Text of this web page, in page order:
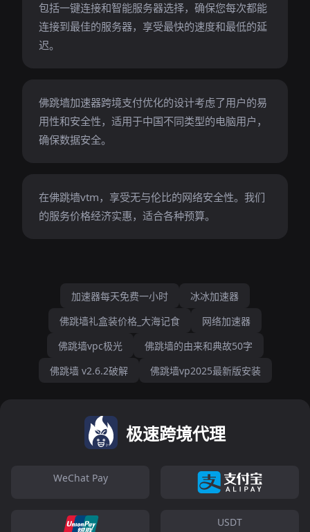
包括一键连接和智能服务器选择，确保您每次都能
连接到最佳的服务器，享受最快的速度和最低的延
迟。
佛跳墙加速器跨境支付优化的设计考虑了用户的易
用性和安全性，适用于中国不同类型的电脑用户，
确保数据安全。
在佛跳墙vtm，享受无与伦比的网络安全性。我们
的服务价格经济实惠，适合各种预算。
加速器每天免费一小时
冰冰加速器
佛跳墙礼盒装价格_大海记食
网络加速器
佛跳墙vpc极光
佛跳墙的由来和典故50字
佛跳墙 v2.6.2破解
佛跳墙vp2025最新版安装
极速跨境代理
WeChat Pay
USDT